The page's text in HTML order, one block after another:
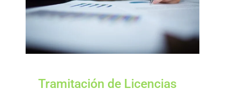
Tramitación de Licencias